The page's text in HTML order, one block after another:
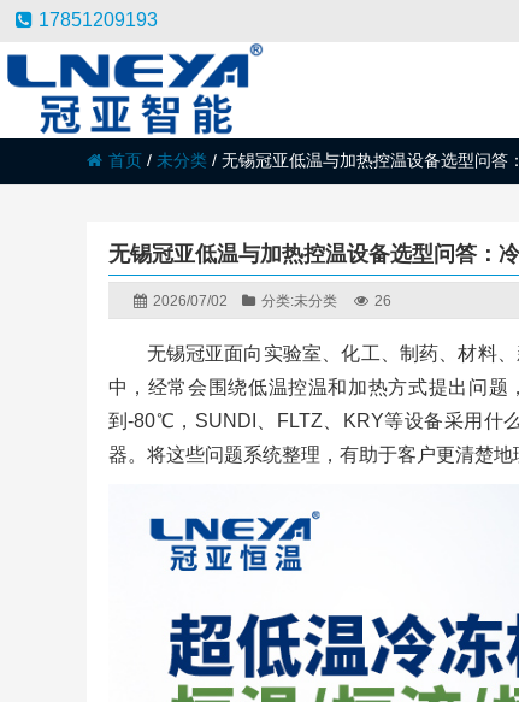
17851209193
首页 / 未分类 / 无锡冠亚低温与加热控温设备选型问答
无锡冠亚低温与加热控温设备选型问答：
2026/07/02 分类:未分类 26
无锡冠亚面向实验室、化工、制药、材料
中，经常会围绕低温控温和加热方式提出问
到-80℃，SUNDI、FLTZ、KRY等设备采用什
器。将这些问题系统整理，有助于客户更清楚地